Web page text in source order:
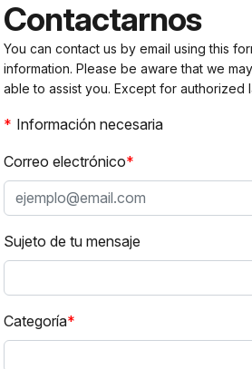
Contactarnos
You can contact us by email using this
information. Please be aware that we
able to assist you. Except for
Información necesaria
Correo electrónico
Sujeto de tu mensaje
Categoría